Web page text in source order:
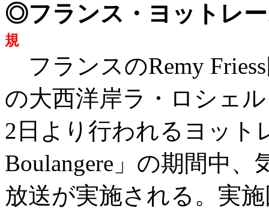
◎フランス・ヨットレ
規
フランスのRemy
の大西洋岸ラ・ロシェ
2日より行われるヨット
Boulangere」の期間中
放送が実施される。実施